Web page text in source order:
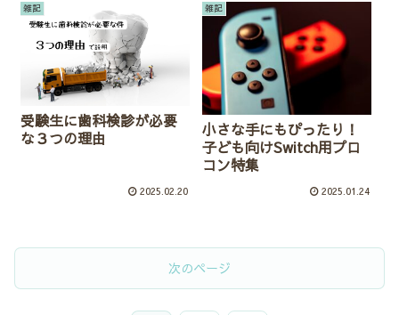
雑記
受験生に歯科検診が必要
な３つの理由
2025.02.20
雑記
小さな手にもぴったり！
子ども向けSwitch用プロ
コン特集
2025.01.24
次のページ